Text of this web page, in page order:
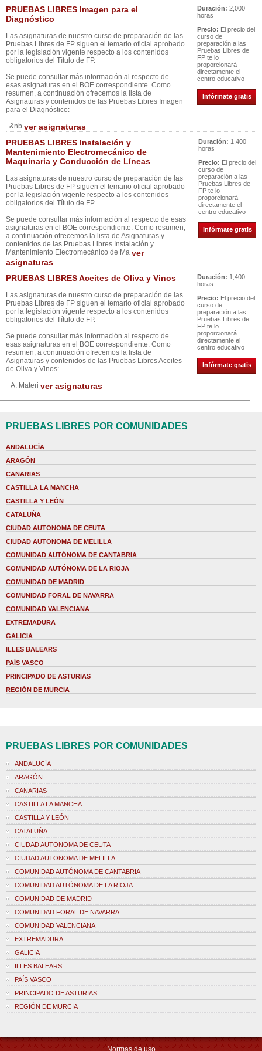
PRUEBAS LIBRES Imagen para el
Diagnóstico
Las asignaturas de nuestro curso de preparación de las
Pruebas Libres de FP siguen el temario oficial aprobado
por la legislación vigente respecto a los contenidos
obligatorios del Título de FP.
Se puede consultar más información al respecto de
esas asignaturas en el BOE correspondiente. Como
resumen, a continuación ofrecemos la lista de
Asignaturas y contenidos de las Pruebas Libres Imagen
para el Diagnóstico:
&nb ver asignaturas
Duración: 2,000
horas
Precio: El precio del
curso de
preparación a las
Pruebas Libres de
FP te lo
proporcionará
directamente el
centro educativo
Infórmate gratis
PRUEBAS LIBRES Instalación y
Mantenimiento Electromecánico de
Maquinaria y Conducción de Líneas
Las asignaturas de nuestro curso de preparación de las
Pruebas Libres de FP siguen el temario oficial aprobado
por la legislación vigente respecto a los contenidos
obligatorios del Título de FP.
Se puede consultar más información al respecto de esas
asignaturas en el BOE correspondiente. Como resumen,
a continuación ofrecemos la lista de Asignaturas y
contenidos de las Pruebas Libres Instalación y
Mantenimiento Electromecánico de Ma ver
asignaturas
Duración: 1,400
horas
Precio: El precio del
curso de
preparación a las
Pruebas Libres de
FP te lo
proporcionará
directamente el
centro educativo
Infórmate gratis
PRUEBAS LIBRES Aceites de Oliva y Vinos
Las asignaturas de nuestro curso de preparación de las
Pruebas Libres de FP siguen el temario oficial aprobado
por la legislación vigente respecto a los contenidos
obligatorios del Título de FP.
Se puede consultar más información al respecto de
esas asignaturas en el BOE correspondiente. Como
resumen, a continuación ofrecemos la lista de
Asignaturas y contenidos de las Pruebas Libres Aceites
de Oliva y Vinos:
A. Materi ver asignaturas
Duración: 1,400
horas
Precio: El precio del
curso de
preparación a las
Pruebas Libres de
FP te lo
proporcionará
directamente el
centro educativo
Infórmate gratis
PRUEBAS LIBRES POR COMUNIDADES
ANDALUCÍA
ARAGÓN
CANARIAS
CASTILLA LA MANCHA
CASTILLA Y LEÓN
CATALUÑA
CIUDAD AUTONOMA DE CEUTA
CIUDAD AUTONOMA DE MELILLA
COMUNIDAD AUTÓNOMA DE CANTABRIA
COMUNIDAD AUTÓNOMA DE LA RIOJA
COMUNIDAD DE MADRID
COMUNIDAD FORAL DE NAVARRA
COMUNIDAD VALENCIANA
EXTREMADURA
GALICIA
ILLES BALEARS
PAÍS VASCO
PRINCIPADO DE ASTURIAS
REGIÓN DE MURCIA
PRUEBAS LIBRES POR COMUNIDADES
ANDALUCÍA
ARAGÓN
CANARIAS
CASTILLA LA MANCHA
CASTILLA Y LEÓN
CATALUÑA
CIUDAD AUTONOMA DE CEUTA
CIUDAD AUTONOMA DE MELILLA
COMUNIDAD AUTÓNOMA DE CANTABRIA
COMUNIDAD AUTÓNOMA DE LA RIOJA
COMUNIDAD DE MADRID
COMUNIDAD FORAL DE NAVARRA
COMUNIDAD VALENCIANA
EXTREMADURA
GALICIA
ILLES BALEARS
PAÍS VASCO
PRINCIPADO DE ASTURIAS
REGIÓN DE MURCIA
Normas de uso